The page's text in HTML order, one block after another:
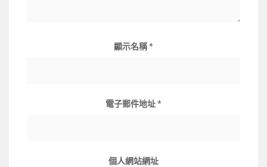
顯示名稱*
電子郵件地址*
個人網站網址